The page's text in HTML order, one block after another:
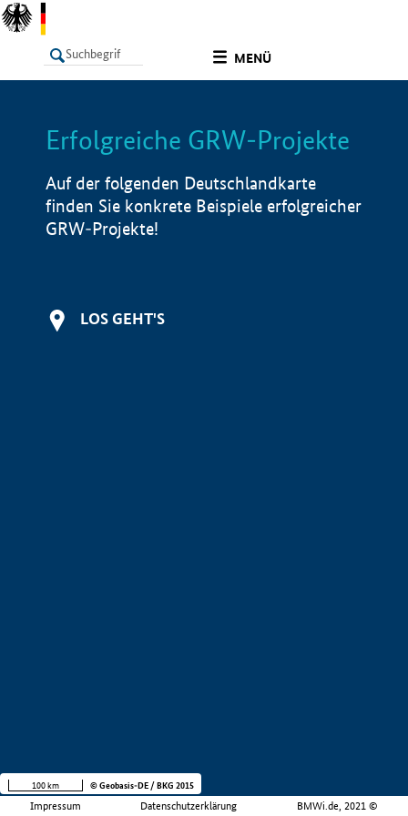
MENÜ
LISTE Info
Erfolgreiche GRW-Projekte
Auf der folgenden Deutschlandkarte
finden Sie konkrete Beispiele erfolgreicher
GRW-Projekte!
LOS GEHT'S
Impressum Datenschutzerklärung BMWi.de, 2021 ©
100 km © Geobasis-DE / BKG 2015